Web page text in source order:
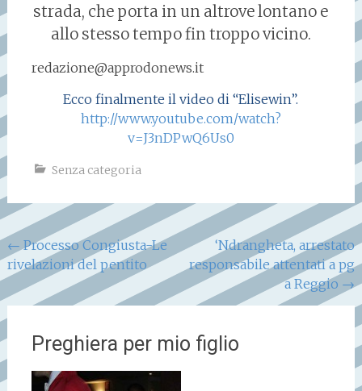
strada, che porta in un altrove lontano e
allo stesso tempo fin troppo vicino.
redazione@approdonews.it
Ecco finalmente il video di “Elisewin”.
http://www.youtube.com/watch?
v=J3nDPwQ6Us0
Senza categoria
Navigazione
articoli
←Processo Congiusta-Le
rivelazioni del pentito
‘Ndrangheta, arrestato
responsabile attentati a pg
a Reggio →
Preghiera per mio figlio